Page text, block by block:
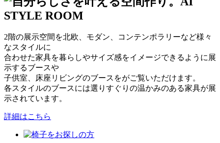
2階の展示空間を北欧、モダン、コンテンポラリーなど様々
なスタイルに
合わせた家具を暮らしやサイズ感をイメージできるように展
示するブースや
子供室、床座リビングのブースをがご覧いただけます。
各スタイルのブースには選りすぐりの温かみのある家具が展
示されています。
詳細はこちら